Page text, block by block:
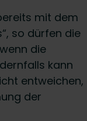
mit dem
so dürfen die
die
kann
entweichen,
der